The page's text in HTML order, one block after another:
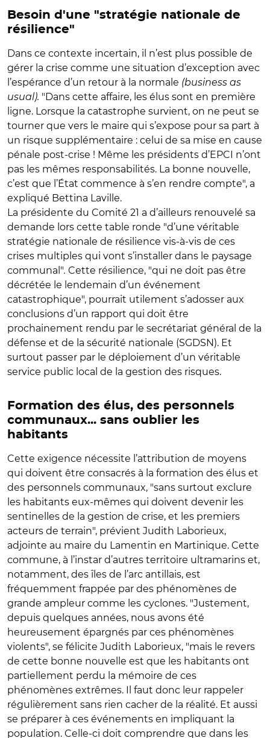
Besoin d'une "stratégie nationale de
résilience"
Dans ce contexte incertain, il n’est plus possible de
gérer la crise comme une situation d’exception avec
l’espérance d’un retour à la normale (business as
usual). "Dans cette affaire, les élus sont en première
ligne. Lorsque la catastrophe survient, on ne peut se
tourner que vers le maire qui s’expose pour sa part à
un risque supplémentaire : celui de sa mise en cause
pénale post-crise ! Même les présidents d’EPCI n’ont
pas les mêmes responsabilités. La bonne nouvelle,
c’est que l’État commence à s’en rendre compte", a
expliqué Bettina Laville.
La présidente du Comité 21 a d’ailleurs renouvelé sa
demande lors cette table ronde "d’une véritable
stratégie nationale de résilience vis-à-vis de ces
crises multiples qui vont s’installer dans le paysage
communal". Cette résilience, "qui ne doit pas être
décrétée le lendemain d’un événement
catastrophique", pourrait utilement s’adosser aux
conclusions d’un rapport qui doit être
prochainement rendu par le secrétariat général de la
défense et de la sécurité nationale (SGDSN). Et
surtout passer par le déploiement d’un véritable
service public local de la gestion des risques.
Formation des élus, des personnels
communaux... sans oublier les
habitants
Cette exigence nécessite l’attribution de moyens
qui doivent être consacrés à la formation des élus et
des personnels communaux, "sans surtout exclure
les habitants eux-mêmes qui doivent devenir les
sentinelles de la gestion de crise, et les premiers
acteurs de terrain", prévient Judith Laborieux,
adjointe au maire du Lamentin en Martinique. Cette
commune, à l’instar d’autres territoire ultramarins et,
notamment, des îles de l’arc antillais, est
fréquemment frappée par des phénomènes de
grande ampleur comme les cyclones. "Justement,
depuis quelques années, nous avons été
heureusement épargnés par ces phénomènes
violents", se félicite Judith Laborieux, "mais le revers
de cette bonne nouvelle est que les habitants ont
partiellement perdu la mémoire de ces
phénomènes extrêmes. Il faut donc leur rappeler
régulièrement sans rien cacher de la réalité. Et aussi
se préparer à ces événements en impliquant la
population. Celle-ci doit comprendre que dans les